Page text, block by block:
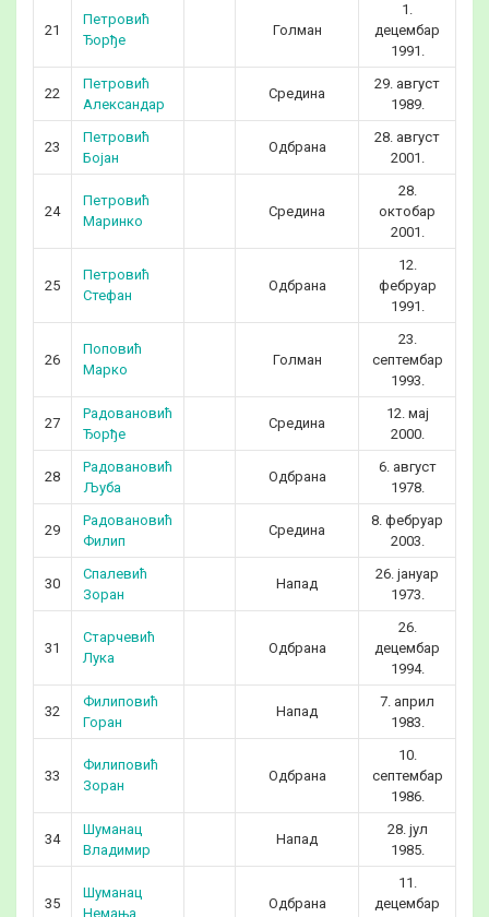
21
Петровић
Ђорђе
Голман
1.
децембар
1991.
22
Петровић
Александар
Средина
29. август
1989.
23
Петровић
Бојан
Одбрана
28. август
2001.
24
Петровић
Маринко
Средина
28.
октобар
2001.
25
Петровић
Стефан
Одбрана
12.
фебруар
1991.
26
Поповић
Марко
Голман
23.
септембар
1993.
27
Радовановић
Ђорђе
Средина
12. мај
2000.
28
Радовановић
Љуба
Одбрана
6. август
1978.
29
Радовановић
Филип
Средина
8. фебруар
2003.
30
Спалевић
Зоран
Напад
26. јануар
1973.
31
Старчевић
Лука
Одбрана
26.
децембар
1994.
32
Филиповић
Горан
Напад
7. април
1983.
33
Филиповић
Зоран
Одбрана
10.
септембар
1986.
34
Шуманац
Владимир
Напад
28. јул
1985.
35
Шуманац
Немања
Одбрана
11.
децембар